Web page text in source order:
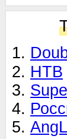
1.
2. НТВ
3.
4.
5.